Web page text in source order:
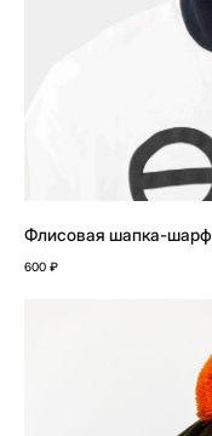
Флисовая шапка-шарф
600 ₽